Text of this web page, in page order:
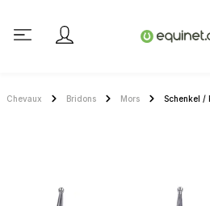
Chevaux Bridons Mors Schenkel /